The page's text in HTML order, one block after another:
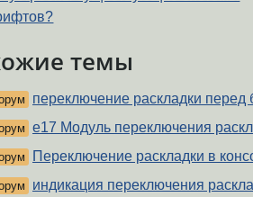
темы
переключение раскладки перед
e17 Модуль переключения
Переключение раскладки в
индикация переключения